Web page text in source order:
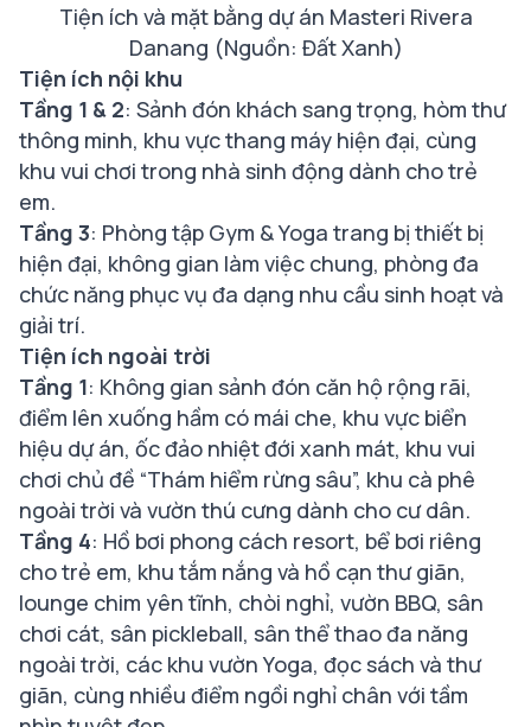
Tiện ích và mặt bằng dự án Masteri Rivera
Danang (Nguồn: Đất Xanh)
Tiện ích nội khu
Tầng 1 & 2: Sảnh đón khách sang trọng, hòm thư
thông minh, khu vực thang máy hiện đại, cùng
khu vui chơi trong nhà sinh động dành cho trẻ
em.
Tầng 3: Phòng tập Gym & Yoga trang bị thiết bị
hiện đại, không gian làm việc chung, phòng đa
chức năng phục vụ đa dạng nhu cầu sinh hoạt và
giải trí.
Tiện ích ngoài trời
Tầng 1: Không gian sảnh đón căn hộ rộng rãi,
điểm lên xuống hầm có mái che, khu vực biển
hiệu dự án, ốc đảo nhiệt đới xanh mát, khu vui
chơi chủ đề “Thám hiểm rừng sâu”, khu cà phê
ngoài trời và vườn thú cưng dành cho cư dân.
Tầng 4: Hồ bơi phong cách resort, bể bơi riêng
cho trẻ em, khu tắm nắng và hồ cạn thư giãn,
lounge chim yên tĩnh, chòi nghỉ, vườn BBQ, sân
chơi cát, sân pickleball, sân thể thao đa năng
ngoài trời, các khu vườn Yoga, đọc sách và thư
giãn, cùng nhiều điểm ngồi nghỉ chân với tầm